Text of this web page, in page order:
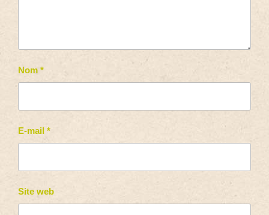
Nom *
E-mail *
Site web